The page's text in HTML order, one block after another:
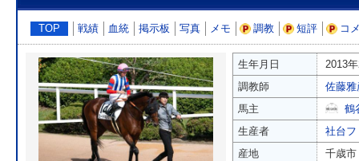
TOP 戦績 血統 掲示板 写真 メモ 調教 短評 コ
生年月日
2013
調教師
佐藤雅
馬主
鶴
生産者
社台フ
産地
千歳市